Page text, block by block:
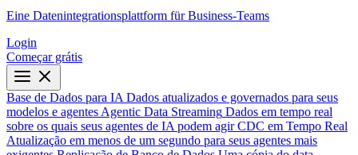
Eine Datenintegrationsplattform für Business-Teams
Login
Começar grátis
Base de Dados para IA Dados atualizados e governados para seus
modelos e agentes Agentic Data Streaming Dados em tempo real
sobre os quais seus agentes de IA podem agir CDC em Tempo Real
Atualização em menos de um segundo para seus agentes mais